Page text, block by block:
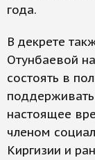
года.
В декрете
Отунбаевой
состоять в
настоящее
членом
Киргизии и